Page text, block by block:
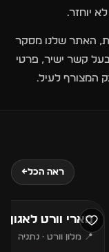
יוחזר.
האתר שלנו מסקר
בעל קשר ישיר, פרטי
המצורף לעיל.
ראה הכל←
מארי וורט לאגון
📍 מלון וורט · נתניה